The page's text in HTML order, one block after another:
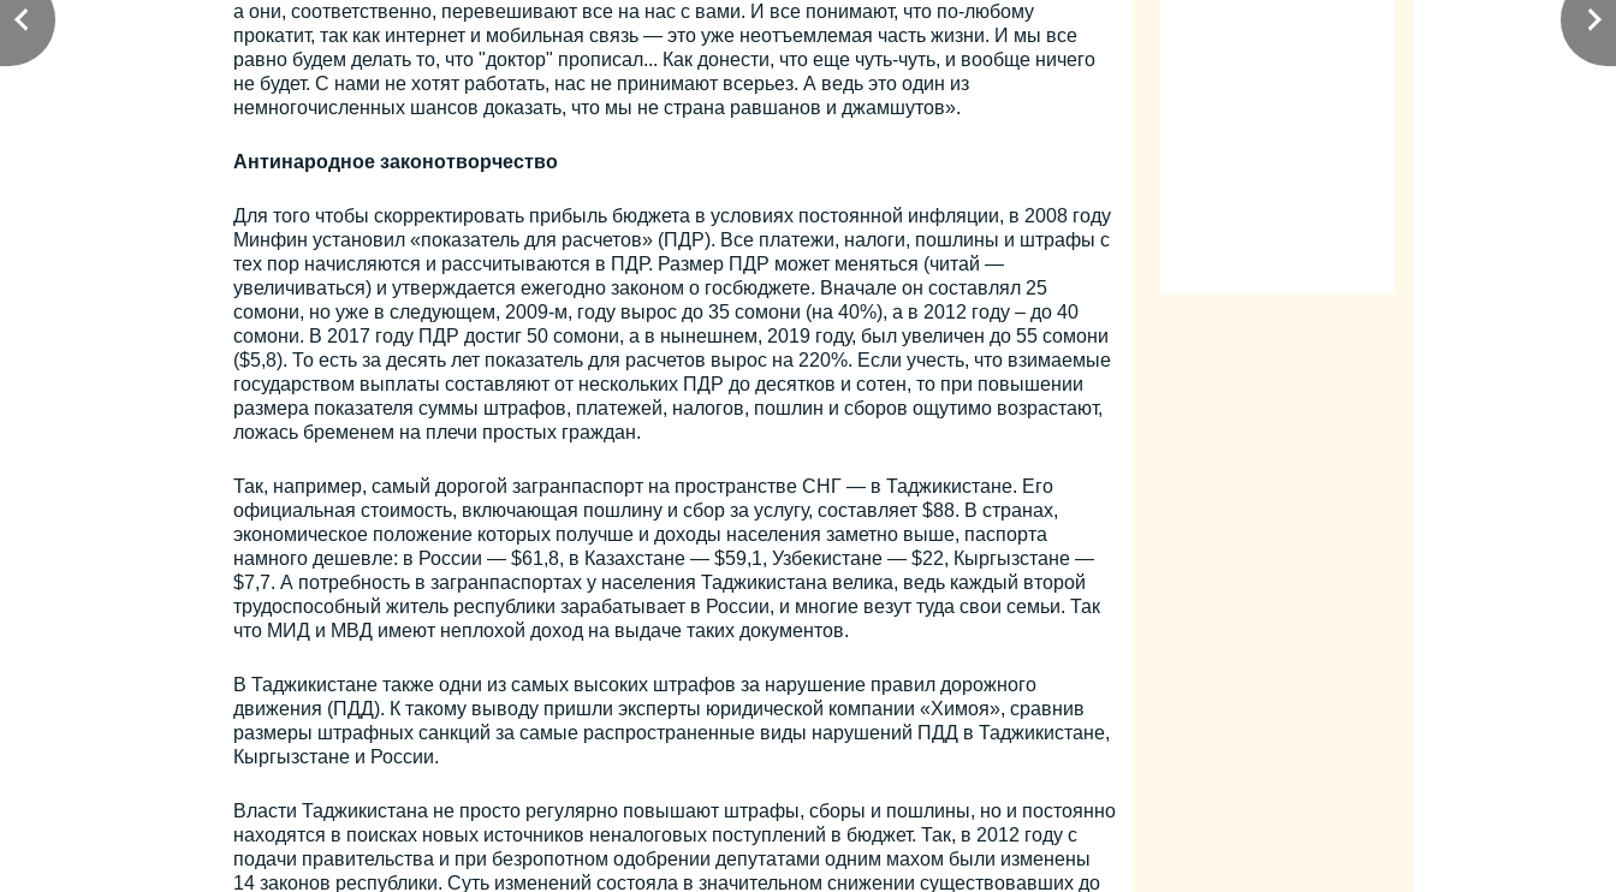
а они, соответственно, перевешивают все на нас с вами. И все понимают, что по-любому
прокатит, так как интернет и мобильная связь — это уже неотъемлемая часть жизни. И мы все
равно будем делать то, что "доктор" прописал... Как донести, что еще чуть-чуть, и вообще ничего
не будет. С нами не хотят работать, нас не принимают всерьез. А ведь это один из
немногочисленных шансов доказать, что мы не страна равшанов и джамшутов».
Антинародное законотворчество
Для того чтобы скорректировать прибыль бюджета в условиях постоянной инфляции, в 2008 году
Минфин установил «показатель для расчетов» (ПДР). Все платежи, налоги, пошлины и штрафы с
тех пор начисляются и рассчитываются в ПДР. Размер ПДР может меняться (читай —
увеличиваться) и утверждается ежегодно законом о госбюджете. Вначале он составлял 25
сомони, но уже в следующем, 2009-м, году вырос до 35 сомони (на 40%), а в 2012 году – до 40
сомони. В 2017 году ПДР достиг 50 сомони, а в нынешнем, 2019 году, был увеличен до 55 сомони
($5,8). То есть за десять лет показатель для расчетов вырос на 220%. Если учесть, что взимаемые
государством выплаты составляют от нескольких ПДР до десятков и сотен, то при повышении
размера показателя суммы штрафов, платежей, налогов, пошлин и сборов ощутимо возрастают,
ложась бременем на плечи простых граждан.
Так, например, самый дорогой загранпаспорт на пространстве СНГ — в Таджикистане. Его
официальная стоимость, включающая пошлину и сбор за услугу, составляет $88. В странах,
экономическое положение которых получше и доходы населения заметно выше, паспорта
намного дешевле: в России — $61,8, в Казахстане — $59,1, Узбекистане — $22, Кыргызстане —
$7,7. А потребность в загранпаспортах у населения Таджикистана велика, ведь каждый второй
трудоспособный житель республики зарабатывает в России, и многие везут туда свои семьи. Так
что МИД и МВД имеют неплохой доход на выдаче таких документов.
В Таджикистане также одни из самых высоких штрафов за нарушение правил дорожного
движения (ПДД). К такому выводу пришли эксперты юридической компании «Химоя», сравнив
размеры штрафных санкций за самые распространенные виды нарушений ПДД в Таджикистане,
Кыргызстане и России.
Власти Таджикистана не просто регулярно повышают штрафы, сборы и пошлины, но и постоянно
находятся в поисках новых источников неналоговых поступлений в бюджет. Так, в 2012 году с
подачи правительства и при безропотном одобрении депутатами одним махом были изменены
14 законов республики. Суть изменений состояла в значительном снижении существовавших до